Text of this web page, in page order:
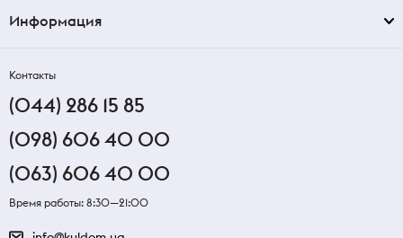
Информация
Контакты
(044) 286 15 85
(098) 606 40 00
(063) 606 40 00
Время работы: 8:30—21:00